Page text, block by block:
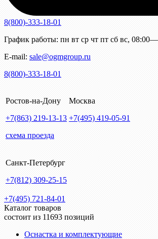
8(800)-333-18-01
График работы: пн вт ср чт пт сб вс,
E-mail: sale@ogmgroup.ru
8(800)-333-18-01
Ростов-на-Дону
+7(863) 219-13-13
схема проезда
Москва
+7(495) 419-05-91
Санкт-Петербург
+7(812) 309-25-15
+7(495) 721-84-01
Каталог товаров
состоит из 11693 позиций
Оснастка и комплектующие